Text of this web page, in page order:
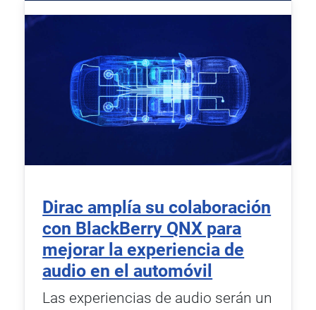
Dirac amplía su colaboración
con BlackBerry QNX para
mejorar la experiencia de
audio en el automóvil
Las experiencias de audio serán un